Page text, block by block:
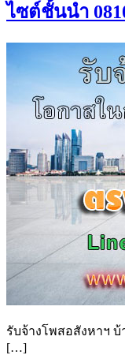
ไซต์ชั้นนำ
รับจ้างโพสอสังหาฯ
[…]